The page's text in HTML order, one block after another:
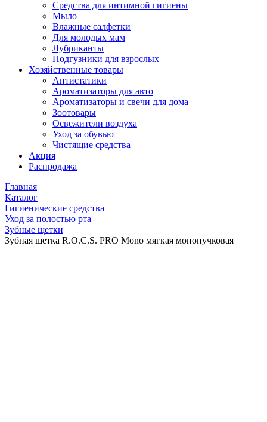
Средства для интимной гигиены
Мыло
Влажные салфетки
Для молодых мам
Лубриканты
Подгузники для взрослых
Хозяйственные товары
Антистатики
Ароматизаторы для авто
Ароматизаторы и свечи для дома
Зоотовары
Освежители воздуха
Уход за обувью
Чистящие средства
Акция
Распродажа
Главная
Каталог
Гигиенические средства
Уход за полостью рта
Зубные щетки
Зубная щетка R.O.C.S. PRO Mono мягкая монопучковая